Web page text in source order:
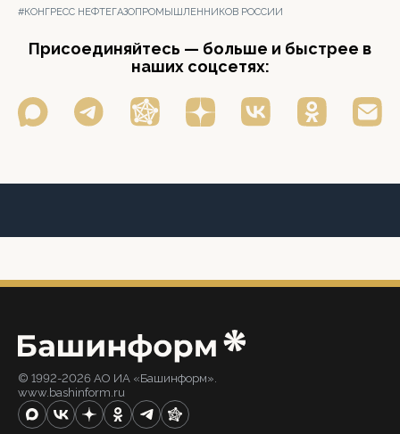
#КОНГРЕСС НЕФТЕГАЗОПРОМЫШЛЕННИКОВ РОССИИ
Присоединяйтесь — больше и быстрее в
наших соцсетях:
© 1992-2026 АО ИА «Башинформ».
www.bashinform.ru